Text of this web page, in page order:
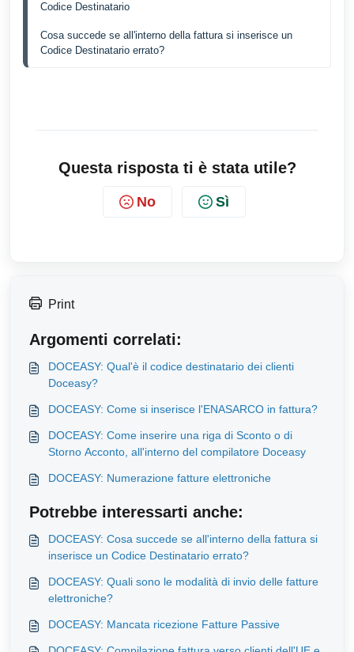
Codice Destinatario
Cosa succede se all'interno della fattura si inserisce un
Codice Destinatario errato?
Questa risposta ti è stata utile?
No Sì
Print
Argomenti correlati:
DOCEASY: Qual'è il codice destinatario dei clienti
Doceasy?
DOCEASY: Come si inserisce l'ENASARCO in fattura?
DOCEASY: Come inserire una riga di Sconto o di
Storno Acconto, all'interno del compilatore Doceasy
DOCEASY: Numerazione fatture elettroniche
Potrebbe interessarti anche:
DOCEASY: Cosa succede se all'interno della fattura si
inserisce un Codice Destinatario errato?
DOCEASY: Quali sono le modalità di invio delle fatture
elettroniche?
DOCEASY: Mancata ricezione Fatture Passive